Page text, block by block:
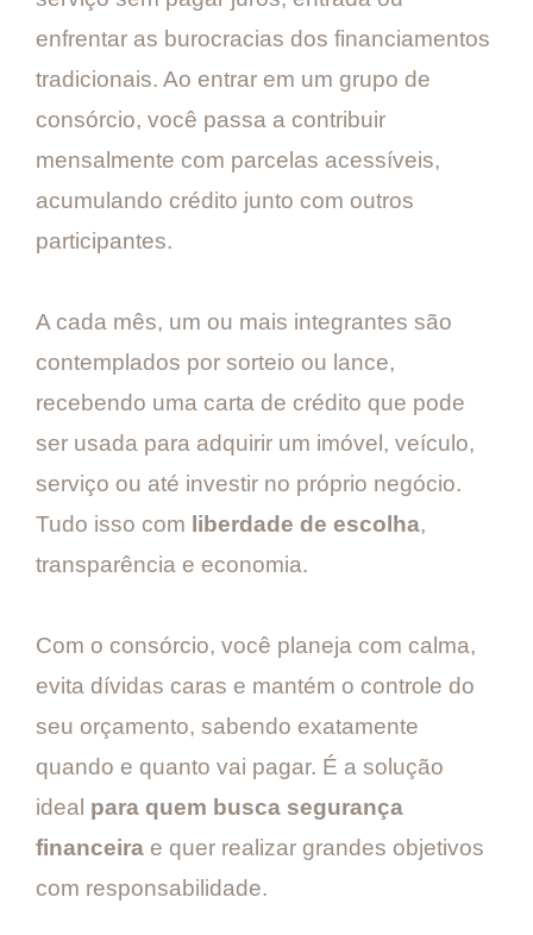
enfrentar as burocracias dos financiamentos
tradicionais. Ao entrar em um grupo de
consórcio, você passa a contribuir
mensalmente com parcelas acessíveis,
acumulando crédito junto com outros
participantes.
A cada mês, um ou mais integrantes são
contemplados por sorteio ou lance,
recebendo uma carta de crédito que pode
ser usada para adquirir um imóvel, veículo,
serviço ou até investir no próprio negócio.
Tudo isso com liberdade de escolha,
transparência e economia.
Com o consórcio, você planeja com calma,
evita dívidas caras e mantém o controle do
seu orçamento, sabendo exatamente
quando e quanto vai pagar. É a solução
ideal para quem busca segurança
financeira e quer realizar grandes objetivos
com responsabilidade.